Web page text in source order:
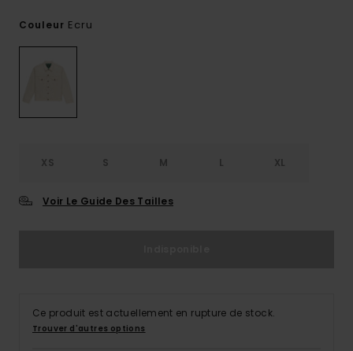
Couleur Ecru
XS S M L XL
Voir Le Guide Des Tailles
Ce produit est actuellement en rupture de stock.
Trouver d'autres options